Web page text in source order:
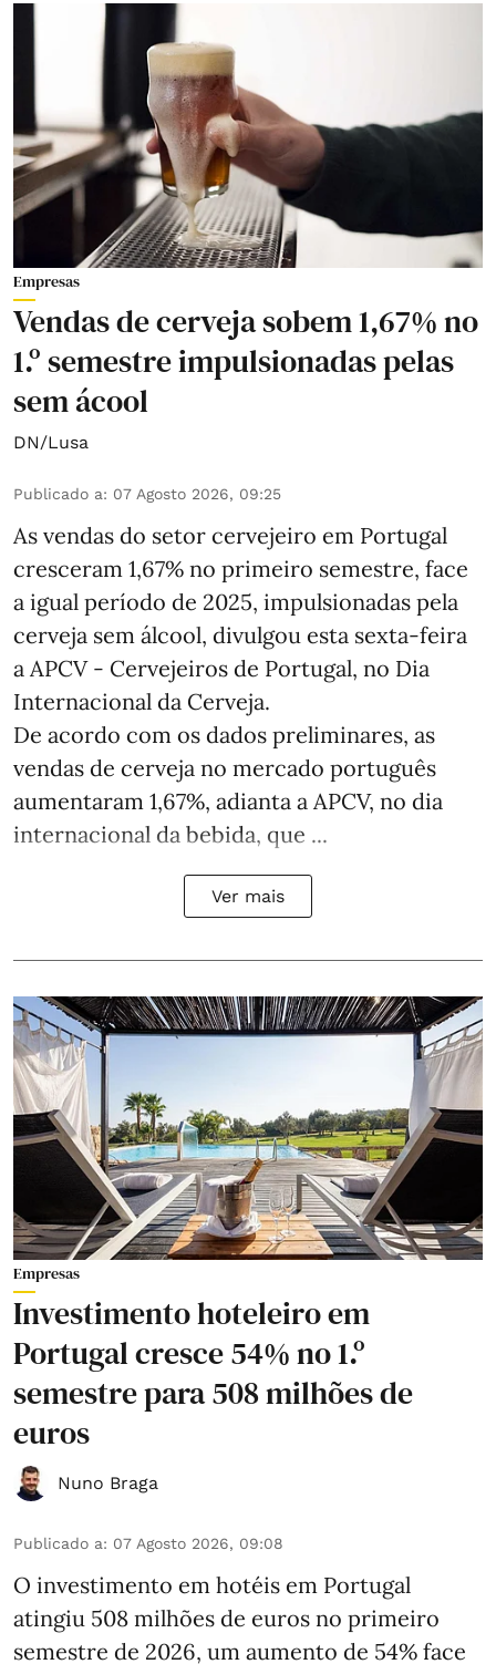
Empresas
Vendas de cerveja sobem 1,67% no
1.º semestre impulsionadas pelas
sem ácool
DN/Lusa
Publicado a: 07 Agosto 2026, 09:25
As vendas do setor cervejeiro em Portugal
cresceram 1,67% no primeiro semestre, face
a igual período de 2025, impulsionadas pela
cerveja sem álcool, divulgou esta sexta-feira
a APCV - Cervejeiros de Portugal, no Dia
Internacional da Cerveja.
De acordo com os dados preliminares, as
vendas de cerveja no mercado português
aumentaram 1,67%, adianta a APCV, no dia
internacional da bebida, que ...
Ver mais
Empresas
Investimento hoteleiro em
Portugal cresce 54% no 1.º
semestre para 508 milhões de
euros
Nuno Braga
Publicado a: 07 Agosto 2026, 09:08
O investimento em hotéis em Portugal
atingiu 508 milhões de euros no primeiro
semestre de 2026, um aumento de 54% face